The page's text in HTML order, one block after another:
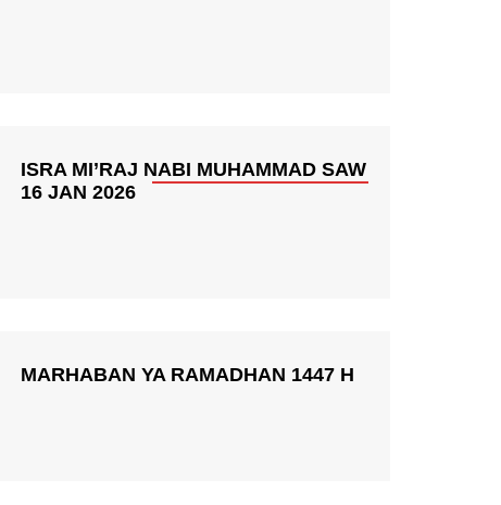
ISRA MI’RAJ NABI MUHAMMAD SAW
16 JAN 2026
MARHABAN YA RAMADHAN 1447 H